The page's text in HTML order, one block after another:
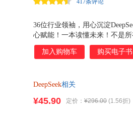
DeepSeek，提升工作效率与创
36位行业领袖，用心沉淀
心赋能！一本读懂未来！不是
专属软件，沉浸式操作型学习
700 个精选提示词 零字输入的
417条评论
加入购物车 购买电子书
DeepSeek相关
¥45.90 定价： ¥296.00 (1.56折)